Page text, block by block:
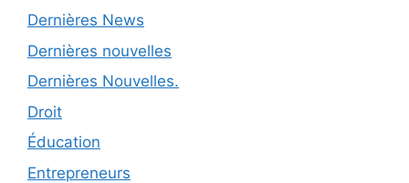
Dernières News
Dernières nouvelles
Dernières Nouvelles.
Droit
Éducation
Entrepreneurs